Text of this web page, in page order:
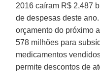
2016 caíram R$ 2,487
de despesas deste
orçamento do próximo
578 milhões para
medicamentos
permite descontos de